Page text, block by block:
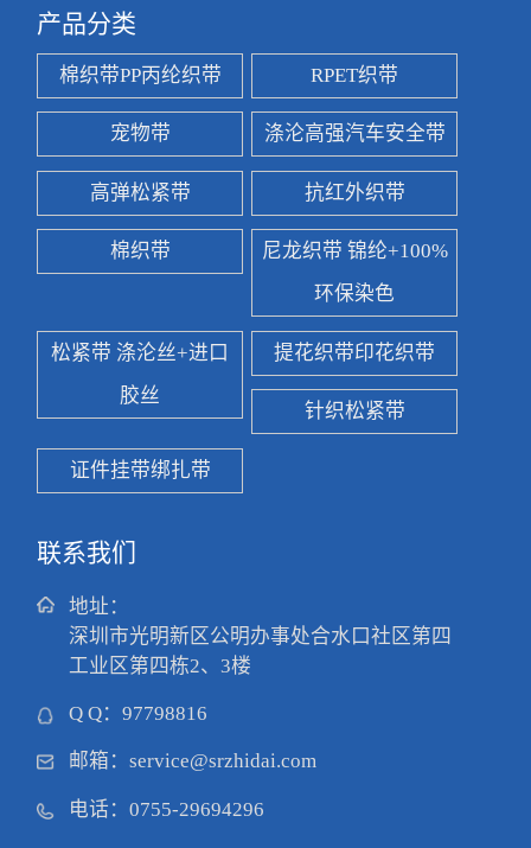
产品分类
棉织带PP丙纶织带 RPET织带
宠物带 涤沦高强汽车安全带
高弹松紧带 抗红外织带
棉织带
尼龙织带 锦纶+100%
环保染色
松紧带 涤沦丝+进口
胶丝
提花织带印花织带
针织松紧带
证件挂带绑扎带
联系我们
地址：
深圳市光明新区公明办事处合水口社区第四
工业区第四栋2、3楼
Q Q： 97798816
邮箱： service@srzhidai.com
电话： 0755-29694296